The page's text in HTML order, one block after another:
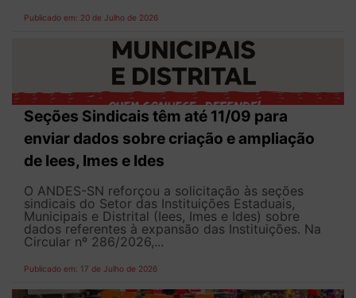
Publicado em: 20 de Julho de 2026
Seções Sindicais têm até 11/09 para
enviar dados sobre criação e ampliação
de Iees, Imes e Ides
O ANDES-SN reforçou a solicitação às seções
sindicais do Setor das Instituições Estaduais,
Municipais e Distrital (Iees, Imes e Ides) sobre
dados referentes à expansão das Instituições. Na
Circular nº 286/2026,...
Publicado em: 17 de Julho de 2026